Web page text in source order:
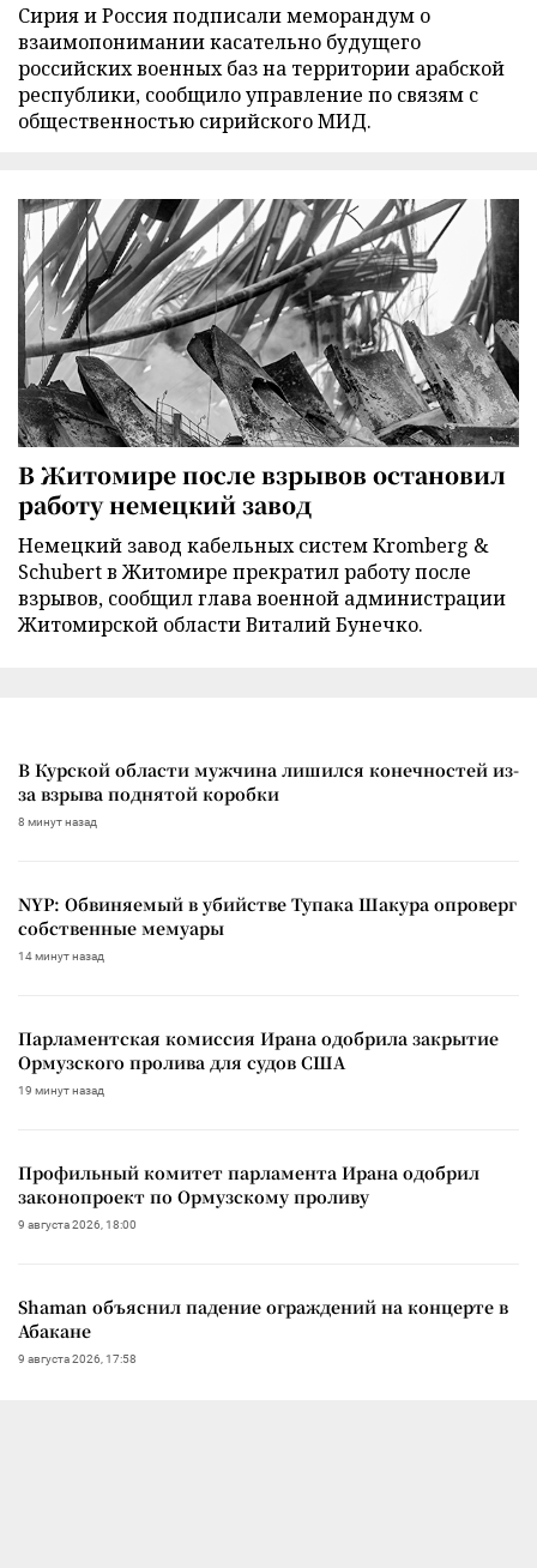
Сирия и Россия подписали меморандум о
взаимопонимании касательно будущего
российских военных баз на территории арабской
республики, сообщило управление по связям с
общественностью сирийского МИД.
В Житомире после взрывов остановил
работу немецкий завод
Немецкий завод кабельных систем Kromberg &
Schubert в Житомире прекратил работу после
взрывов, сообщил глава военной администрации
Житомирской области Виталий Бунечко.
В Курской области мужчина лишился конечностей из-
за взрыва поднятой коробки
8 минут назад
NYP: Обвиняемый в убийстве Тупака Шакура опроверг
собственные мемуары
14 минут назад
Парламентская комиссия Ирана одобрила закрытие
Ормузского пролива для судов США
19 минут назад
Профильный комитет парламента Ирана одобрил
законопроект по Ормузскому проливу
9 августа 2026, 18:00
Shaman объяснил падение ограждений на концерте в
Абакане
9 августа 2026, 17:58